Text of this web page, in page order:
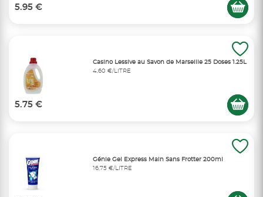
5.95 €
Casino Lessive au Savon de Marseille 25 Doses 1.25L
4,60 €/LITRE
5.75 €
Génie Gel Express Main Sans Frotter 200ml
16,75 €/LITRE